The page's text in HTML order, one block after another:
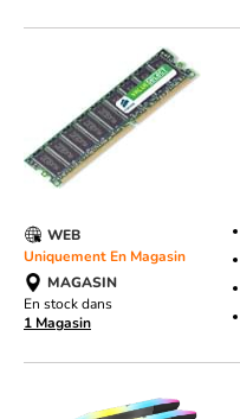
WEB
Uniquement En Magasin
MAGASIN
En stock dans
1 Magasin